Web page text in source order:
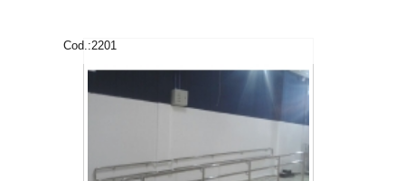
Cod.:2201